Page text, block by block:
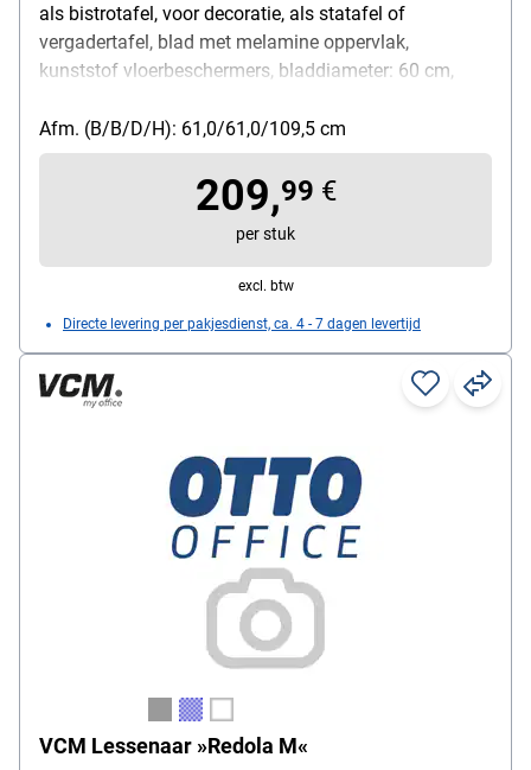
als bistrotafel, voor decoratie, als statafel of
vergadertafel, blad met melamine oppervlak,
kunststof vloerbeschermers, bladdiameter: 60 cm,
stalen buis, Ø 5 cm, gepoedercoat, aluminium voet, Ø
61 cm, gepoedercoat
Afm. (B/B/D/H): 61,0/61,0/109,5 cm
209,99 €
per stuk
excl. btw
Directe levering per pakjesdienst, ca. 4 - 7 dagen levertijd
VCM Lessenaar »Redola M«